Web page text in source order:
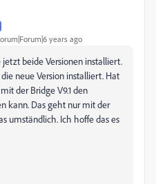
years ago
jetzt beide Versionen installiert.
neue Version installiert. Hat
der Bridge V9.1 den
kann. Das geht nur mit der
umständlich. Ich hoffe das es